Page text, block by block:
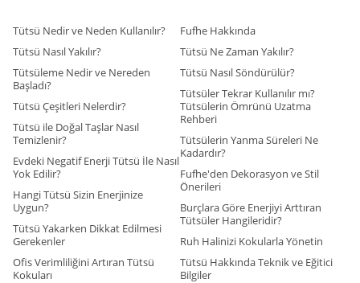
Tütsü Nedir ve Neden Kullanılır?
Tütsü Nasıl Yakılır?
Tütsüleme Nedir ve Nereden
Başladı?
Tütsü Çeşitleri Nelerdir?
Tütsü ile Doğal Taşlar Nasıl
Temizlenir?
Evdeki Negatif Enerji Tütsü İle Nasıl
Yok Edilir?
Hangi Tütsü Sizin Enerjinize
Uygun?
Tütsü Yakarken Dikkat Edilmesi
Gerekenler
Ofis Verimliliğini Artıran Tütsü
Kokuları
Fufhe Hakkında
Tütsü Ne Zaman Yakılır?
Tütsü Nasıl Söndürülür?
Tütsüler Tekrar Kullanılır mı?
Tütsülerin Ömrünü Uzatma
Rehberi
Tütsülerin Yanma Süreleri Ne
Kadardır?
Fufhe'den Dekorasyon ve Stil
Önerileri
Burçlara Göre Enerjiyi Arttıran
Tütsüler Hangileridir?
Ruh Halinizi Kokularla Yönetin
Tütsü Hakkında Teknik ve Eğitici
Bilgiler